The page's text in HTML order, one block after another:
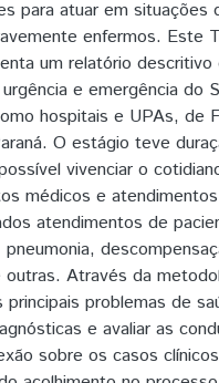
para atuar em situações
enfermos. Este
um relatório
e emergência do
hospitais e UPAs, de
O estágio teve
vivenciar o
médicos e
atendimentos de
outras. Através da
principais problemas de
e avaliar as
sobre os casos